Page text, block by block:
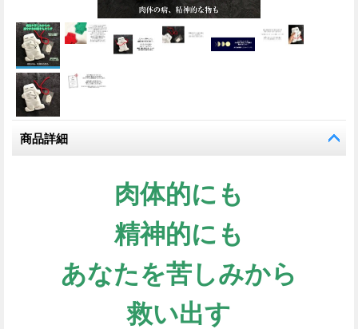
商品詳細
肉体的にも
精神的にも
あなたを苦しみから
救い出す